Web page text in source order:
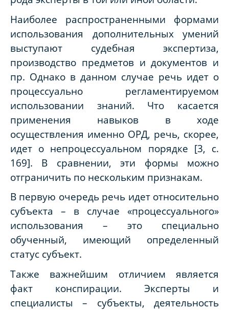
Наиболее распространенными формами
использования дополнительных умений
выступают судебная экспертиза,
производство предметов и документов и
пр. Однако в данном случае речь идет о
процессуально регламентируемом
использовании знаний. Что касается
применения навыков в ходе
осуществления именно ОРД, речь, скорее,
идет о непроцессуальном порядке [3, c.
169]. В сравнении, эти формы можно
отграничить по нескольким признакам.
В первую очередь речь идет относительно
субъекта – в случае «процессуального»
использования – это специально
обученный, имеющий определенный
статус субъект.
Также важнейшим отличием является
факт конспирации. Эксперты и
специалисты – субъекты, деятельность